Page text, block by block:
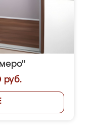
руб.